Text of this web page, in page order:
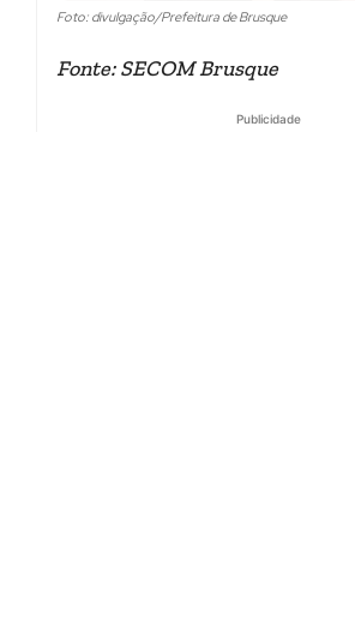
Foto: divulgação/Prefeitura de Brusque
Fonte: SECOM Brusque
Publicidade